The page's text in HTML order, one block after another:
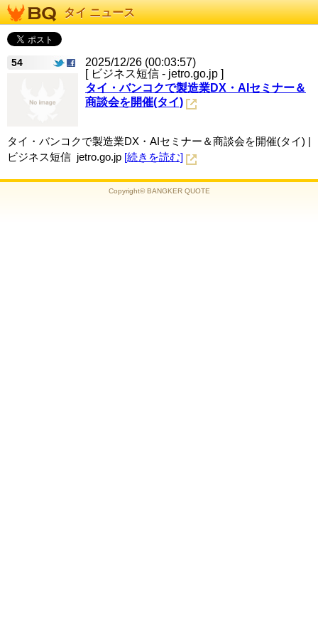
タイ ニュース
54
2025/12/26 (00:03:57)
[ ビジネス短信 - jetro.go.jp ]
タイ・バンコクで製造業DX・AIセミナー＆
商談会を開催(タイ)
タイ・バンコクで製造業DX・AIセミナー＆商談会を開催(タイ) |
ビジネス短信 jetro.go.jp [続きを読む]
Copyright© BANGKER QUOTE